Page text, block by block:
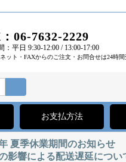
06-7632-2229
：平日 9:30-12:00 / 13:00-17:00
ット・FAXからのご注文・お問合せは24時間
お支払方法
夏季休業期間のお知らせ
影響による配送遅延につい